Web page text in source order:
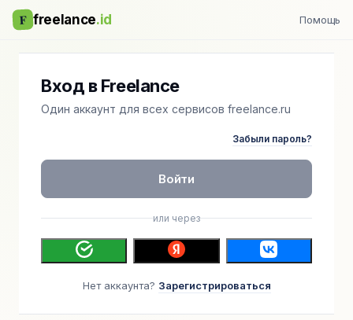
F freelance.id Помощь
Вход в Freelance
Один аккаунт для всех сервисов freelance.ru
Забыли пароль?
Войти
или через
Нет аккаунта? Зарегистрироваться